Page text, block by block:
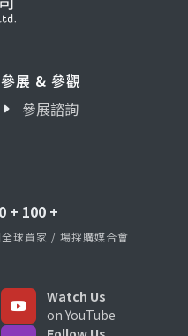
參展 & 參觀
參展諮詢
+ 100 +
全球買家 / 場採購媒合會
Watch Us
on YouTube